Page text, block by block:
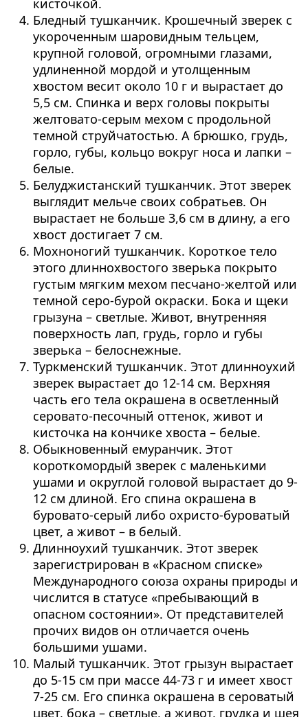
Бледный тушканчик. Крошечный зверек с
укороченным шаровидным тельцем,
крупной головой, огромными глазами,
удлиненной мордой и утолщенным
хвостом весит около 10 г и вырастает до
5,5 см. Спинка и верх головы покрыты
желтовато-серым мехом с продольной
темной струйчатостью. А брюшко, грудь,
горло, губы, кольцо вокруг носа и лапки –
белые.
Белуджистанский тушканчик. Этот зверек
выглядит мельче своих собратьев. Он
вырастает не больше 3,6 см в длину, а его
хвост достигает 7 см.
Мохноногий тушканчик. Короткое тело
этого длиннохвостого зверька покрыто
густым мягким мехом песчано-желтой или
темной серо-бурой окраски. Бока и щеки
грызуна – светлые. Живот, внутренняя
поверхность лап, грудь, горло и губы
зверька – белоснежные.
Туркменский тушканчик. Этот длинноухий
зверек вырастает до 12-14 см. Верхняя
часть его тела окрашена в осветленный
серовато-песочный оттенок, живот и
кисточка на кончике хвоста – белые.
Обыкновенный емуранчик. Этот
короткомордый зверек с маленькими
ушами и округлой головой вырастает до 9-
12 см длиной. Его спина окрашена в
буровато-серый либо охристо-буроватый
цвет, а живот – в белый.
Длинноухий тушканчик. Этот зверек
зарегистрирован в «Красном списке»
Международного союза охраны природы и
числится в статусе «пребывающий в
опасном состоянии». От представителей
прочих видов он отличается очень
большими ушами.
Малый тушканчик. Этот грызун вырастает
до 5-15 см при массе 44-73 г и имеет хвост
7-25 см. Его спинка окрашена в сероватый
цвет, бока – светлые, а живот, грудка и шея